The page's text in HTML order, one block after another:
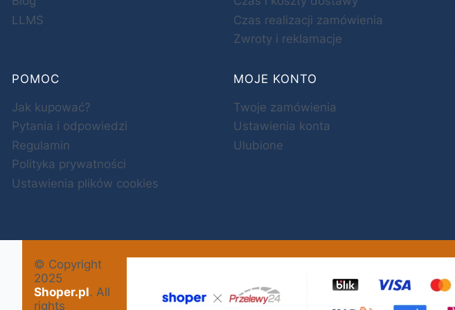
LLMS
Czas realizacji zamówienia
Zwroty i reklamacje
POMOC
Jak kupować?
Pytania i odpowiedzi
Regulamin
Polityka prywatności
Ustawienia plików cookies
MOJE KONTO
Twoje zamówienia
Ustawienia konta
Ulubione
© Copyright
2025
Shoper.pl. All
rights